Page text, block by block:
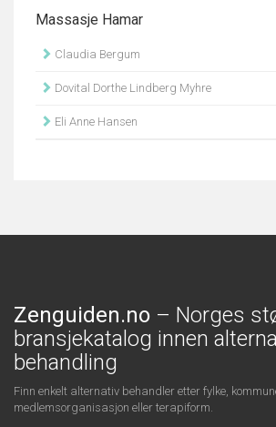
Massasje Hamar
Claudia Bergum
Dovital Dorthe Lindberg Myhre
Eli Anne Hansen
Zenguiden.no – Norges
bransjekatalog innen
behandling
Finn enkelt alternativ behandler etter fylke,
medlemsorganisasjon eller terapiform.